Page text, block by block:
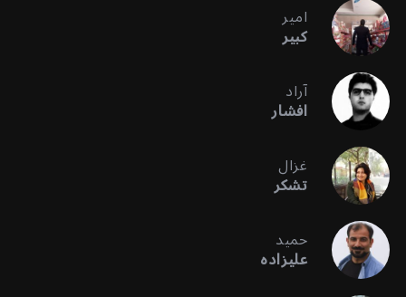
امیر
کبیر
آراد
افشار
غزال
تشکر
حمید
علیزاده